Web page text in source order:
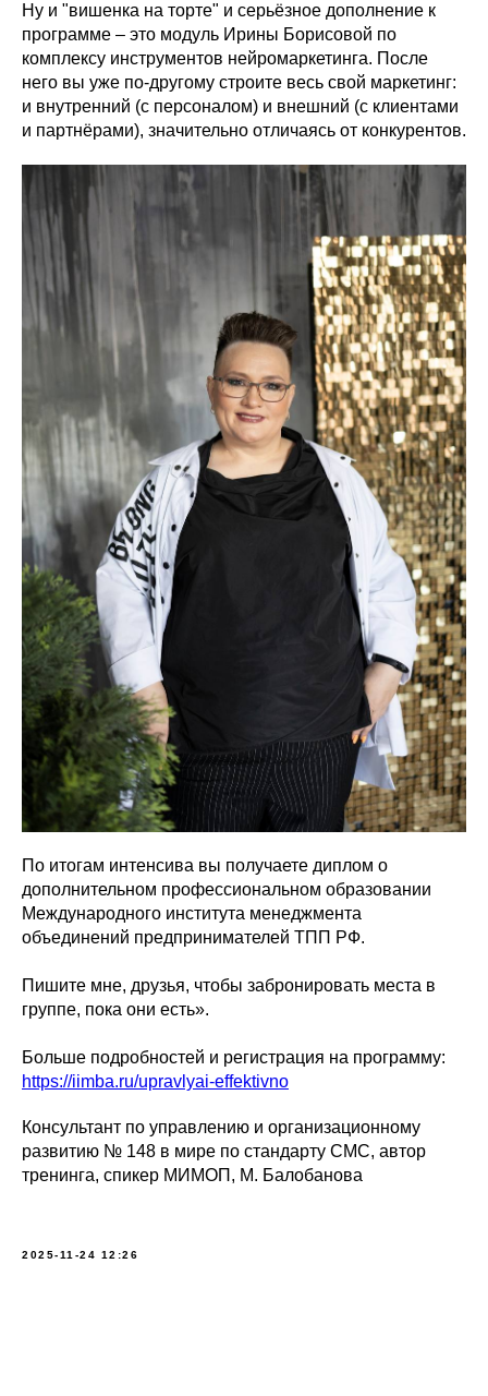
Ну и "вишенка на торте" и серьёзное дополнение к
программе – это модуль Ирины Борисовой по
комплексу инструментов нейромаркетинга. После
него вы уже по-другому строите весь свой маркетинг:
и внутренний (с персоналом) и внешний (с клиентами
и партнёрами), значительно отличаясь от конкурентов.
По итогам интенсива вы получаете диплом о
дополнительном профессиональном образовании
Международного института менеджмента
объединений предпринимателей ТПП РФ.
Пишите мне, друзья, чтобы забронировать места в
группе, пока они есть».
Больше подробностей и регистрация на программу:
https://iimba.ru/upravlyai-effektivno
Консультант по управлению и организационному
развитию № 148 в мире по стандарту СМС, автор
тренинга, спикер МИМОП, М. Балобанова
2025-11-24 12:26